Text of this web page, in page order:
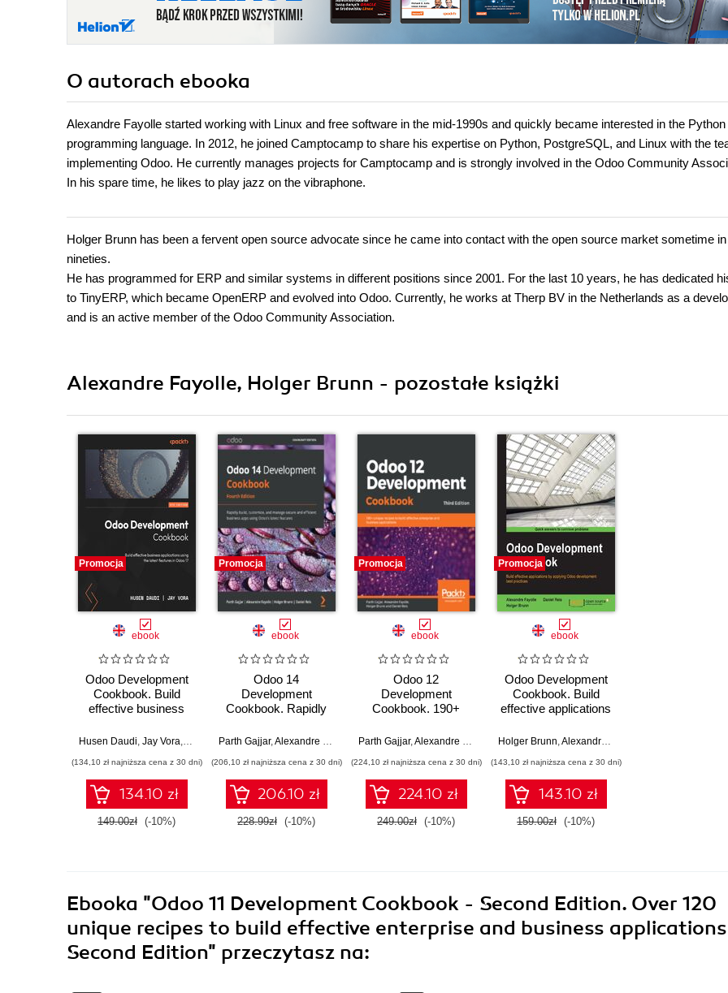
O autorach ebooka
Alexandre Fayolle started working with Linux and free software in the mid-1990s and quickly became interested in the Python
programming language. In 2012, he joined Camptocamp to share his expertise on Python, PostgreSQL, and Linux with the
implementing Odoo. He currently manages projects for Camptocamp and is strongly involved in the Odoo Community
In his spare time, he likes to play jazz on the vibraphone.
Holger Brunn has been a fervent open source advocate since he came into contact with the open source market sometime
nineties.
He has programmed for ERP and similar systems in different positions since 2001. For the last 10 years, he has dedicated
to TinyERP, which became OpenERP and evolved into Odoo. Currently, he works at Therp BV in the Netherlands as a
and is an active member of the Odoo Community Association.
Alexandre Fayolle, Holger Brunn - pozostałe książki
Promocja
ebook
Odoo Development
Cookbook. Build
effective business
latest features in
Edition
Husen Daudi Jay Vora Parth Gajjar, Alexandre Fayolle Holger Brunn,Daniel Reis
(134,10 zł najniższa cena z 30 dni)
134.10 zł
149.00zł (-10%)
Promocja
ebook
Odoo 14
Development
Cookbook. Rapidly
manage secure and
apps using Odoo's
latest features -
Fourth Edition
Parth Gajjar, Alexandre Fayolle ,Holger Brunn,Daniel Reis
(206,10 zł najniższa cena z 30 dni)
206.10 zł
228.99zł (-10%)
Promocja
ebook
Odoo 12
Development
Cookbook. 190+
build effective
business applications
- Third Edition
Parth Gajjar, Alexandre Fayolle ,Holger Brunn ,Daniel Reis
(224,10 zł najniższa cena z 30 dni)
224.10 zł
249.00zł (-10%)
Promocja
ebook
Odoo Development
Cookbook. Build
effective applications
development best
Holger Brunn Alexandre Fayolle
(143,10 zł najniższa cena z 30 dni)
143.10 zł
159.00zł (-10%)
Ebooka "Odoo 11 Development Cookbook - Second Edition. Over 120
unique recipes to build effective enterprise and business
Second Edition" przeczytasz na: